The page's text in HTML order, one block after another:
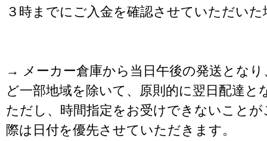
３時までにご入金を確認させていただいた
→ メーカー倉庫から当日午後の発送となり
ど一部地域を除いて、原則的に翌日配達と
ただし、時間指定をお受けできないこと
際は日付を優先させていただきます。